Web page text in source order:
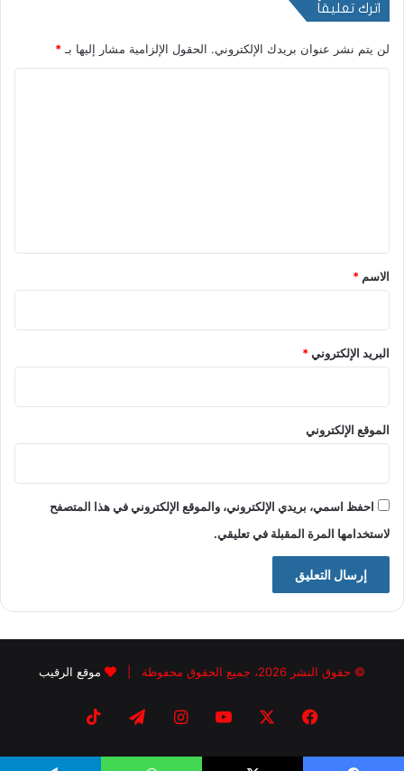
اترك تعليقاً
لن يتم نشر عنوان بريدك الإلكتروني. الحقول الإلزامية مشار إليها بـ *
*
الاسم *
البريد الإلكتروني*
الموقع الإلكتروني
احفظ اسمي، بريدي الإلكتروني، والموقع الإلكتروني في هذا المتصفح
لاستخدامها المرة المقبلة في تعليقي.
© حقوق النشر 2026، جميع الحقوق محفوظة | موقع الرقيب
فيسبوك يوتيوبانستقرامتيلقرام